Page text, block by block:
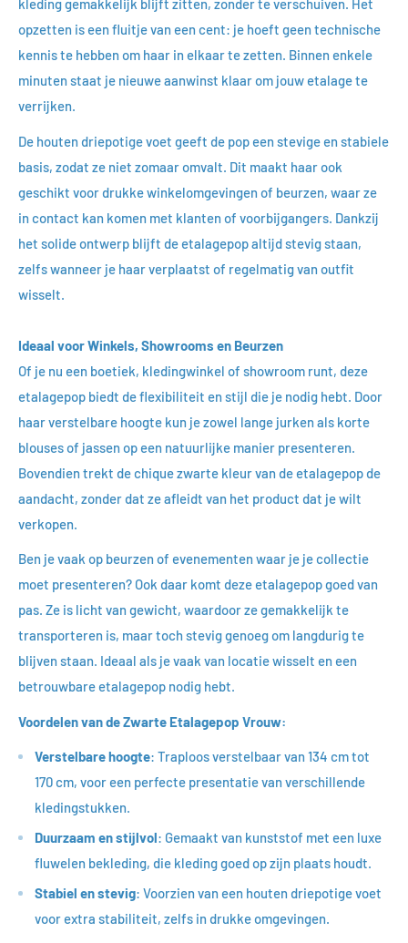
kleding gemakkelijk blijft zitten, zonder te verschuiven. Het
opzetten is een fluitje van een cent: je hoeft geen technische
kennis te hebben om haar in elkaar te zetten. Binnen enkele
minuten staat je nieuwe aanwinst klaar om jouw etalage te
verrijken.
De houten driepotige voet geeft de pop een stevige en stabiele
basis, zodat ze niet zomaar omvalt. Dit maakt haar ook
geschikt voor drukke winkelomgevingen of beurzen, waar ze
in contact kan komen met klanten of voorbijgangers. Dankzij
het solide ontwerp blijft de etalagepop altijd stevig staan,
zelfs wanneer je haar verplaatst of regelmatig van outfit
wisselt.
Ideaal voor Winkels, Showrooms en Beurzen
Of je nu een boetiek, kledingwinkel of showroom runt, deze
etalagepop biedt de flexibiliteit en stijl die je nodig hebt. Door
haar verstelbare hoogte kun je zowel lange jurken als korte
blouses of jassen op een natuurlijke manier presenteren.
Bovendien trekt de chique zwarte kleur van de etalagepop de
aandacht, zonder dat ze afleidt van het product dat je wilt
verkopen.
Ben je vaak op beurzen of evenementen waar je je collectie
moet presenteren? Ook daar komt deze etalagepop goed van
pas. Ze is licht van gewicht, waardoor ze gemakkelijk te
transporteren is, maar toch stevig genoeg om langdurig te
blijven staan. Ideaal als je vaak van locatie wisselt en een
betrouwbare etalagepop nodig hebt.
Voordelen van de Zwarte Etalagepop Vrouw:
Verstelbare hoogte: Traploos verstelbaar van 134 cm tot
170 cm, voor een perfecte presentatie van verschillende
kledingstukken.
Duurzaam en stijlvol: Gemaakt van kunststof met een luxe
fluwelen bekleding, die kleding goed op zijn plaats houdt.
Stabiel en stevig: Voorzien van een houten driepotige voet
voor extra stabiliteit, zelfs in drukke omgevingen.